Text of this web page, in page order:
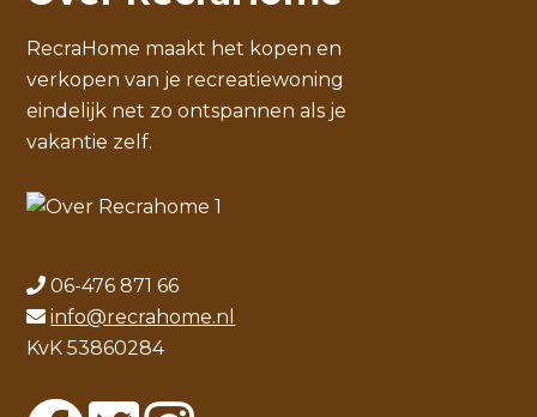
RecraHome maakt het kopen en
verkopen van je recreatiewoning
eindelijk net zo ontspannen als je
vakantie zelf.
06-476 871 66
info@recrahome.nl
KvK 53860284